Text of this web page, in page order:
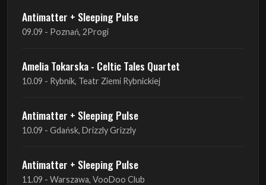
Antimatter + Sleeping Pulse
09.09 - Poznań, 2Progi
Amelia Tokarska - Celtic Tales Quartet
10.09 - Rybnik, Teatr Ziemi Rybnickiej
Antimatter + Sleeping Pulse
10.09 - Gdańsk, Drizzly Grizzly
Antimatter + Sleeping Pulse
11.09 - Warszawa, VooDoo Club